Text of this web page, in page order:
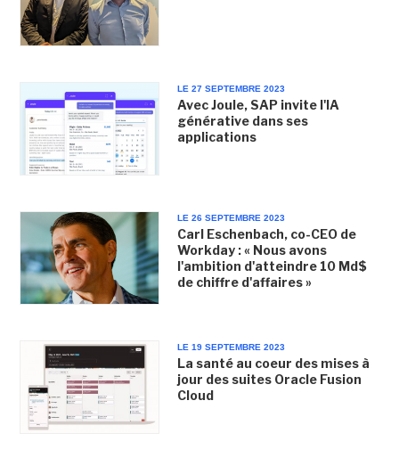
LE 27 SEPTEMBRE 2023
Avec Joule, SAP invite l'IA
générative dans ses
applications
LE 26 SEPTEMBRE 2023
Carl Eschenbach, co-CEO de
Workday : « Nous avons
l'ambition d'atteindre 10 Md$
de chiffre d'affaires »
LE 19 SEPTEMBRE 2023
La santé au coeur des mises à
jour des suites Oracle Fusion
Cloud